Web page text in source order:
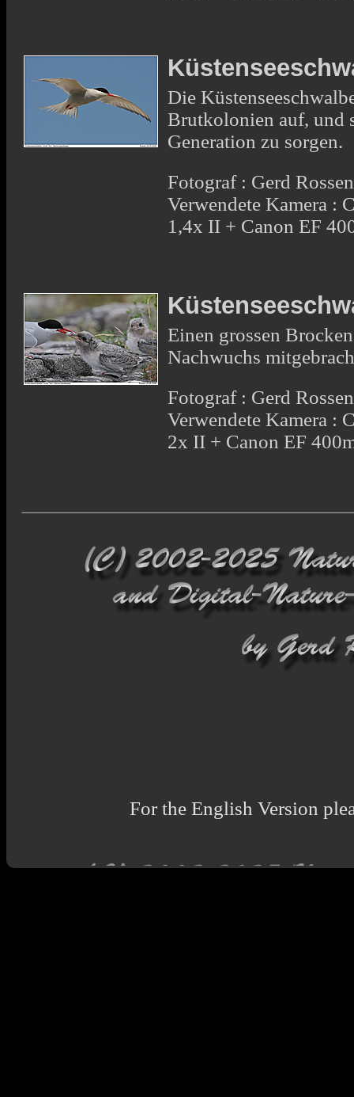
Die
Brutkolonien auf, und
Generation zu sorgen.
Fotograf : Gerd Rossen
Verwendete Kamera :
1,4x II + Canon EF
Einen grossen
Nachwuchs
Fotograf : Gerd Rossen
Verwendete Kamera :
2x II + Canon EF
For the English Version